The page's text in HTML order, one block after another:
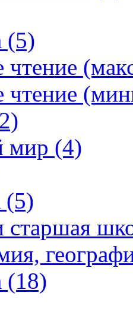
(5)
чтение
чтение
(4)
(5)
старшая
(18)